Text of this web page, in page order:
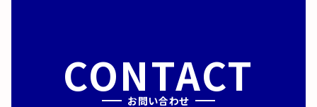
CONTACT
お問い合わせ